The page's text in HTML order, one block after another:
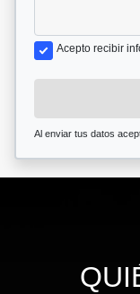
Acepto recibir
Al enviar tus datos